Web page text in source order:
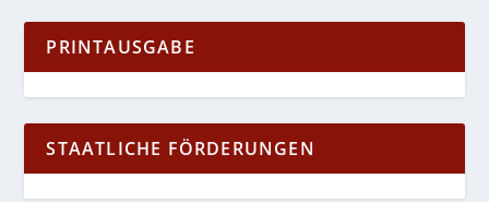
PRINTAUSGABE
STAATLICHE FÖRDERUNGEN